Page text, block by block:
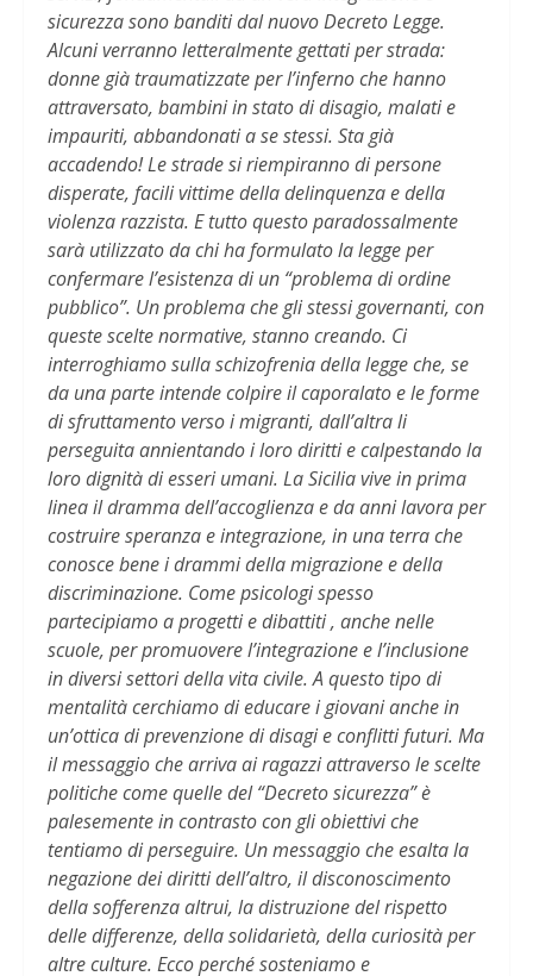
sicurezza sono banditi dal nuovo Decreto Legge.
Alcuni verranno letteralmente gettati per strada:
donne già traumatizzate per l’inferno che hanno
attraversato, bambini in stato di disagio, malati e
impauriti, abbandonati a se stessi. Sta già
accadendo! Le strade si riempiranno di persone
disperate, facili vittime della delinquenza e della
violenza razzista. E tutto questo paradossalmente
sarà utilizzato da chi ha formulato la legge per
confermare l’esistenza di un “problema di ordine
pubblico”. Un problema che gli stessi governanti, con
queste scelte normative, stanno creando. Ci
interroghiamo sulla schizofrenia della legge che, se
da una parte intende colpire il caporalato e le forme
di sfruttamento verso i migranti, dall’altra li
perseguita annientando i loro diritti e calpestando la
loro dignità di esseri umani. La Sicilia vive in prima
linea il dramma dell’accoglienza e da anni lavora per
costruire speranza e integrazione, in una terra che
conosce bene i drammi della migrazione e della
discriminazione. Come psicologi spesso
partecipiamo a progetti e dibattiti , anche nelle
scuole, per promuovere l’integrazione e l’inclusione
in diversi settori della vita civile. A questo tipo di
mentalità cerchiamo di educare i giovani anche in
un’ottica di prevenzione di disagi e conflitti futuri. Ma
il messaggio che arriva ai ragazzi attraverso le scelte
politiche come quelle del “Decreto sicurezza” è
palesemente in contrasto con gli obiettivi che
tentiamo di perseguire. Un messaggio che esalta la
negazione dei diritti dell’altro, il disconoscimento
della sofferenza altrui, la distruzione del rispetto
delle differenze, della solidarietà, della curiosità per
altre culture. Ecco perché sosteniamo e